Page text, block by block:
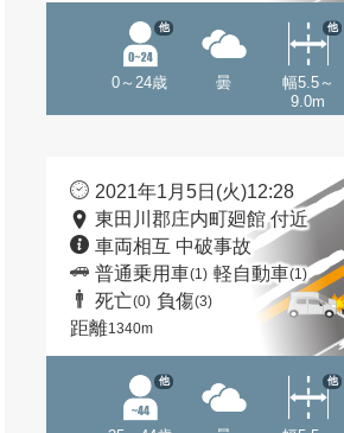
0～24歳
他
曇
幅5.5～
9.0m
他
2021年1月5日(火)12:28
東田川郡庄内町廻館 付近
車両相互 中破事故
普通乗用車(1) 軽自動車(1)
死亡(0) 負傷(3)
距離1340m
他 他